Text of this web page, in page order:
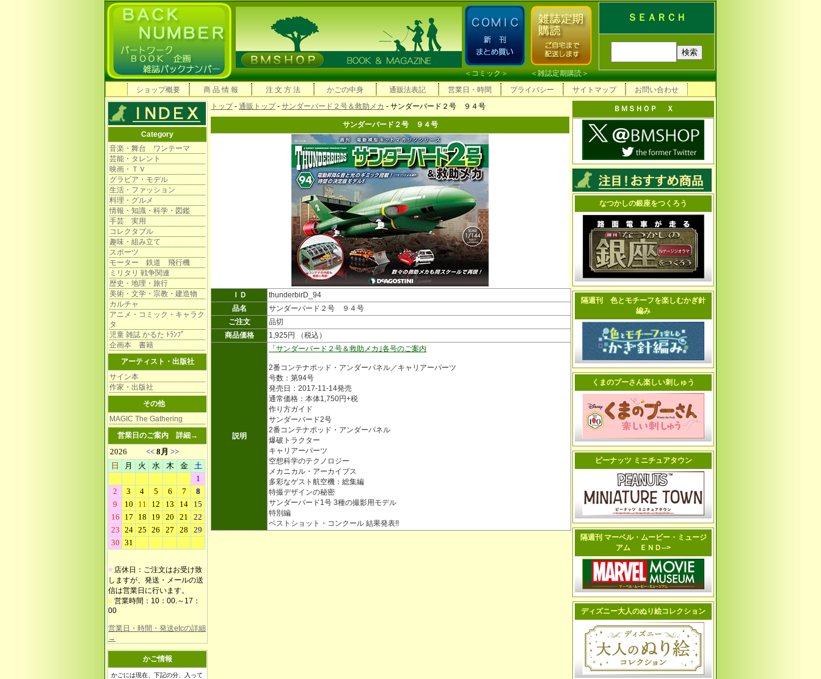
ＳＥＡＲＣＨ
＜コミック＞ ＜雑誌定期購読＞
ショップ概要
商 品 情 報 注 文 方 法 かごの中身 通販法表記 営業日・時間 プライバシー サイトマップ お問い合わせ
Category
音楽・舞台 ワンテーマ
芸能・タレント
映画・ＴＶ
グラビア・モデル
生活・ファッション
料理・グルメ
情報・知識・科学・図鑑
手芸 実用
コレクタブル
趣味・組み立て
スポーツ
モーター 鉄道 飛行機
ミリタリ 戦争関連
歴史・地理・旅行
美術・文学・宗教・建造物
カルチャ
アニメ・コミック・キャラク
タ
児童 雑誌 かるた ﾄﾗﾝﾌﾟ
企画本 書籍
アーティスト・出版社
サイン本
作家・出版社
その他
MAGIC The Gathering
営業日のご案内 詳細→
■ 店休日：ご注文はお受け致
しますが、発送・メールの送
信は営業日に行います。
■ 営業時間：10：00.～17：
00
営業日・時間・発送etcの詳細
→
かご情報
かごには現在、下記の分、入って
トップ- 通販トップ- サンダーバード２号＆救助メカ - サンダーバード２号 ９４号
サンダーバード２号 ９４号
ＩＤ
thunderbirD_94
品名
サンダーバード２号 ９４号
ご注文
品切
商品価格
1,925円 （税込）
説明
「サンダーバード２号＆救助メカ｣各号のご案内
2番コンテナポッド・アンダーパネル／キャリアーパーツ
号数：第94号
発売日：2017-11-14発売
通常価格：本体1,750円+税
作り方ガイド
サンダーバード2号
2番コンテナポッド・アンダーパネル
爆破トラクター
キャリアーパーツ
空想科学のテクノロジー
メカニカル・アーカイブス
多彩なゲスト航空機：総集編
特撮デザインの秘密
サンダーバード1号 3種の撮影用モデル
特別編
ベストショット・コンクール 結果発表!!
ＢＭＳＨＯＰ Ｘ
なつかしの銀座をつくろう
隔週刊 色とモチーフを楽しむかぎ針
編み
くまのプーさん楽しい刺しゅう
ピーナッツ ミニチュアタウン
隔週刊 マーベル・ムービー・ミュージ
アム ＥＮＤ-->
ディズニー大人のぬり絵コレクション